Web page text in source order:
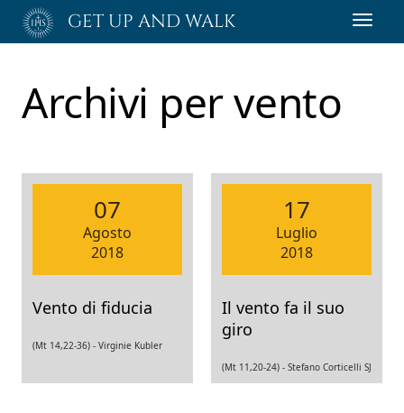
Passa
GET UP AND WALK
Archivi pervento
07
Agosto
2018
Vento di fiducia
(Mt 14,22-36) - Virginie Kubler
17
Luglio
2018
Il vento fa il suo
giro
(Mt 11,20-24) - Stefano Corticelli SJ